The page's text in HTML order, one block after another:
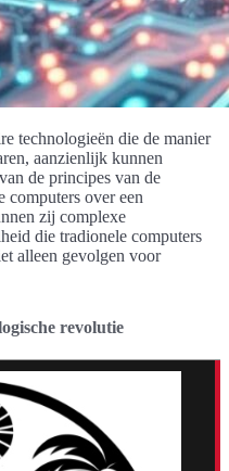
technologieën die de manier
aanzienlijk kunnen
de principes van de
computers over een
zij complexe
die tradionele computers
alleen gevolgen voor
revolutie